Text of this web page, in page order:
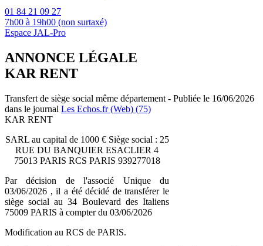
01 84 21 09 27
7h00 à 19h00 (non surtaxé)
Espace JAL-Pro
ANNONCE LÉGALE
KAR RENT
Transfert de siège social même département - Publiée le 16/06/2026
dans le journal Les Echos.fr (Web) (75)
KAR RENT
SARL au capital de 1000 € Siège social : 25
RUE DU BANQUIER ESACLIER 4
75013 PARIS RCS PARIS 939277018
Par décision de l'associé Unique du
03/06/2026 , il a été décidé de transférer le
siège social au 34 Boulevard des Italiens
75009 PARIS à compter du 03/06/2026
Modification au RCS de PARIS.